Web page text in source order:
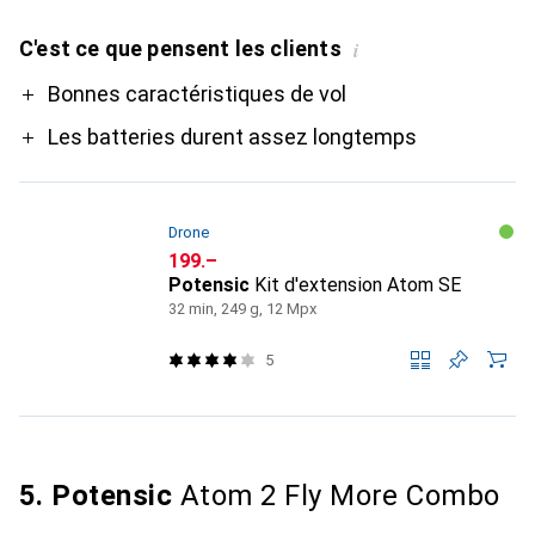
C'est ce que pensent les clients i
ProBonnes caractéristiques de vol
Les batteries durent assez longtemps
Drone
CHF
199.–
Potensic Kit d'extension Atom SE
32 min, 249 g, 12 Mpx
5
5. Potensic Atom 2 Fly More Combo